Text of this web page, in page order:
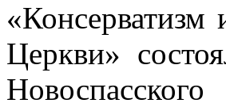
Церкви»